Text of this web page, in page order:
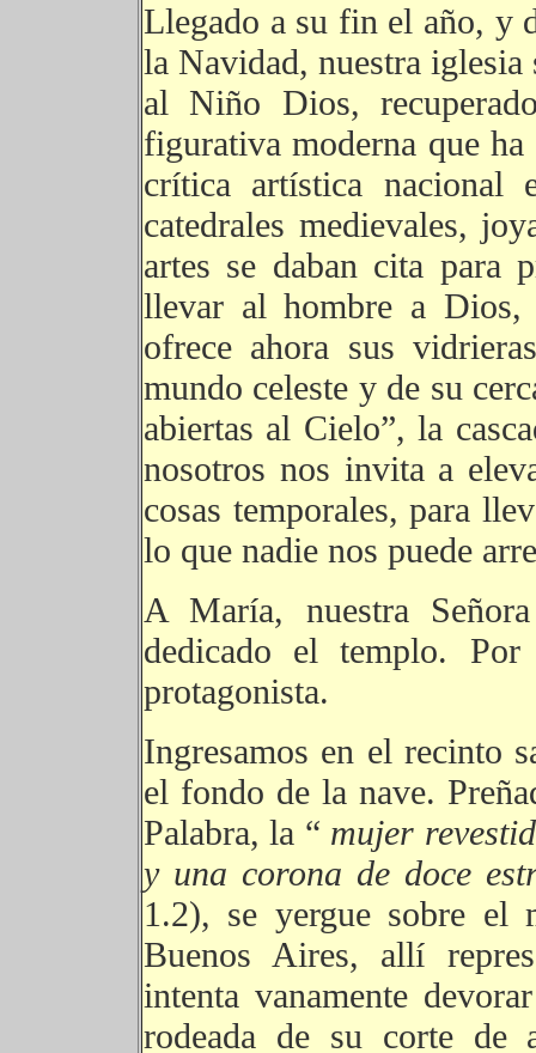
Llegado a su fin el año, y
la Navidad, nuestra
al Niño Dios,
figurativa moderna que
crítica artística nacional
catedrales medievales,
artes se daban cita para
llevar al hombre a Dios,
ofrece ahora sus
mundo celeste y de su
abiertas al Cielo”, la
nosotros nos invita a
cosas temporales, para
lo que nadie nos puede
A María, nuestra
dedicado el templo.
protagonista.
Ingresamos en el recinto
el fondo de la nave.
Palabra, la “ mujer
y una corona de doce
1.2), se yergue sobre el
Buenos Aires, allí
intenta vanamente
rodeada de su corte de